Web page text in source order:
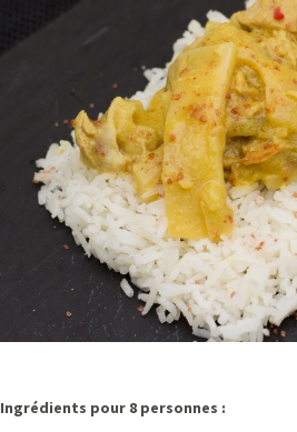
Ingrédients pour 8 personnes :